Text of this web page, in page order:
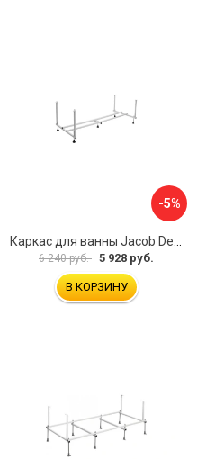
-5%
6 240 руб. 5 928 руб.
В КОРЗИНУ